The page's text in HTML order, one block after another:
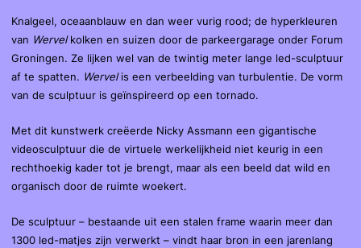
Knalgeel, oceaanblauw en dan weer vurig rood; de hyperkleuren
van Wervelkolken en suizen door de parkeergarage onder Forum
Groningen. Ze lijken wel van de twintig meter lange led-sculptuur
af te spatten. Wervelis een verbeelding van turbulentie. De vorm
van de sculptuur is geïnspireerd op een tornado.
Met dit kunstwerk creëerde Nicky Assmann een gigantische
videosculptuur die de virtuele werkelijkheid niet keurig in een
rechthoekig kader tot je brengt, maar als een beeld dat wild en
organisch door de ruimte woekert.
De sculptuur – bestaande uit een stalen frame waarin meer dan
1300 led-matjes zijn verwerkt – vindt haar bron in een jarenlang